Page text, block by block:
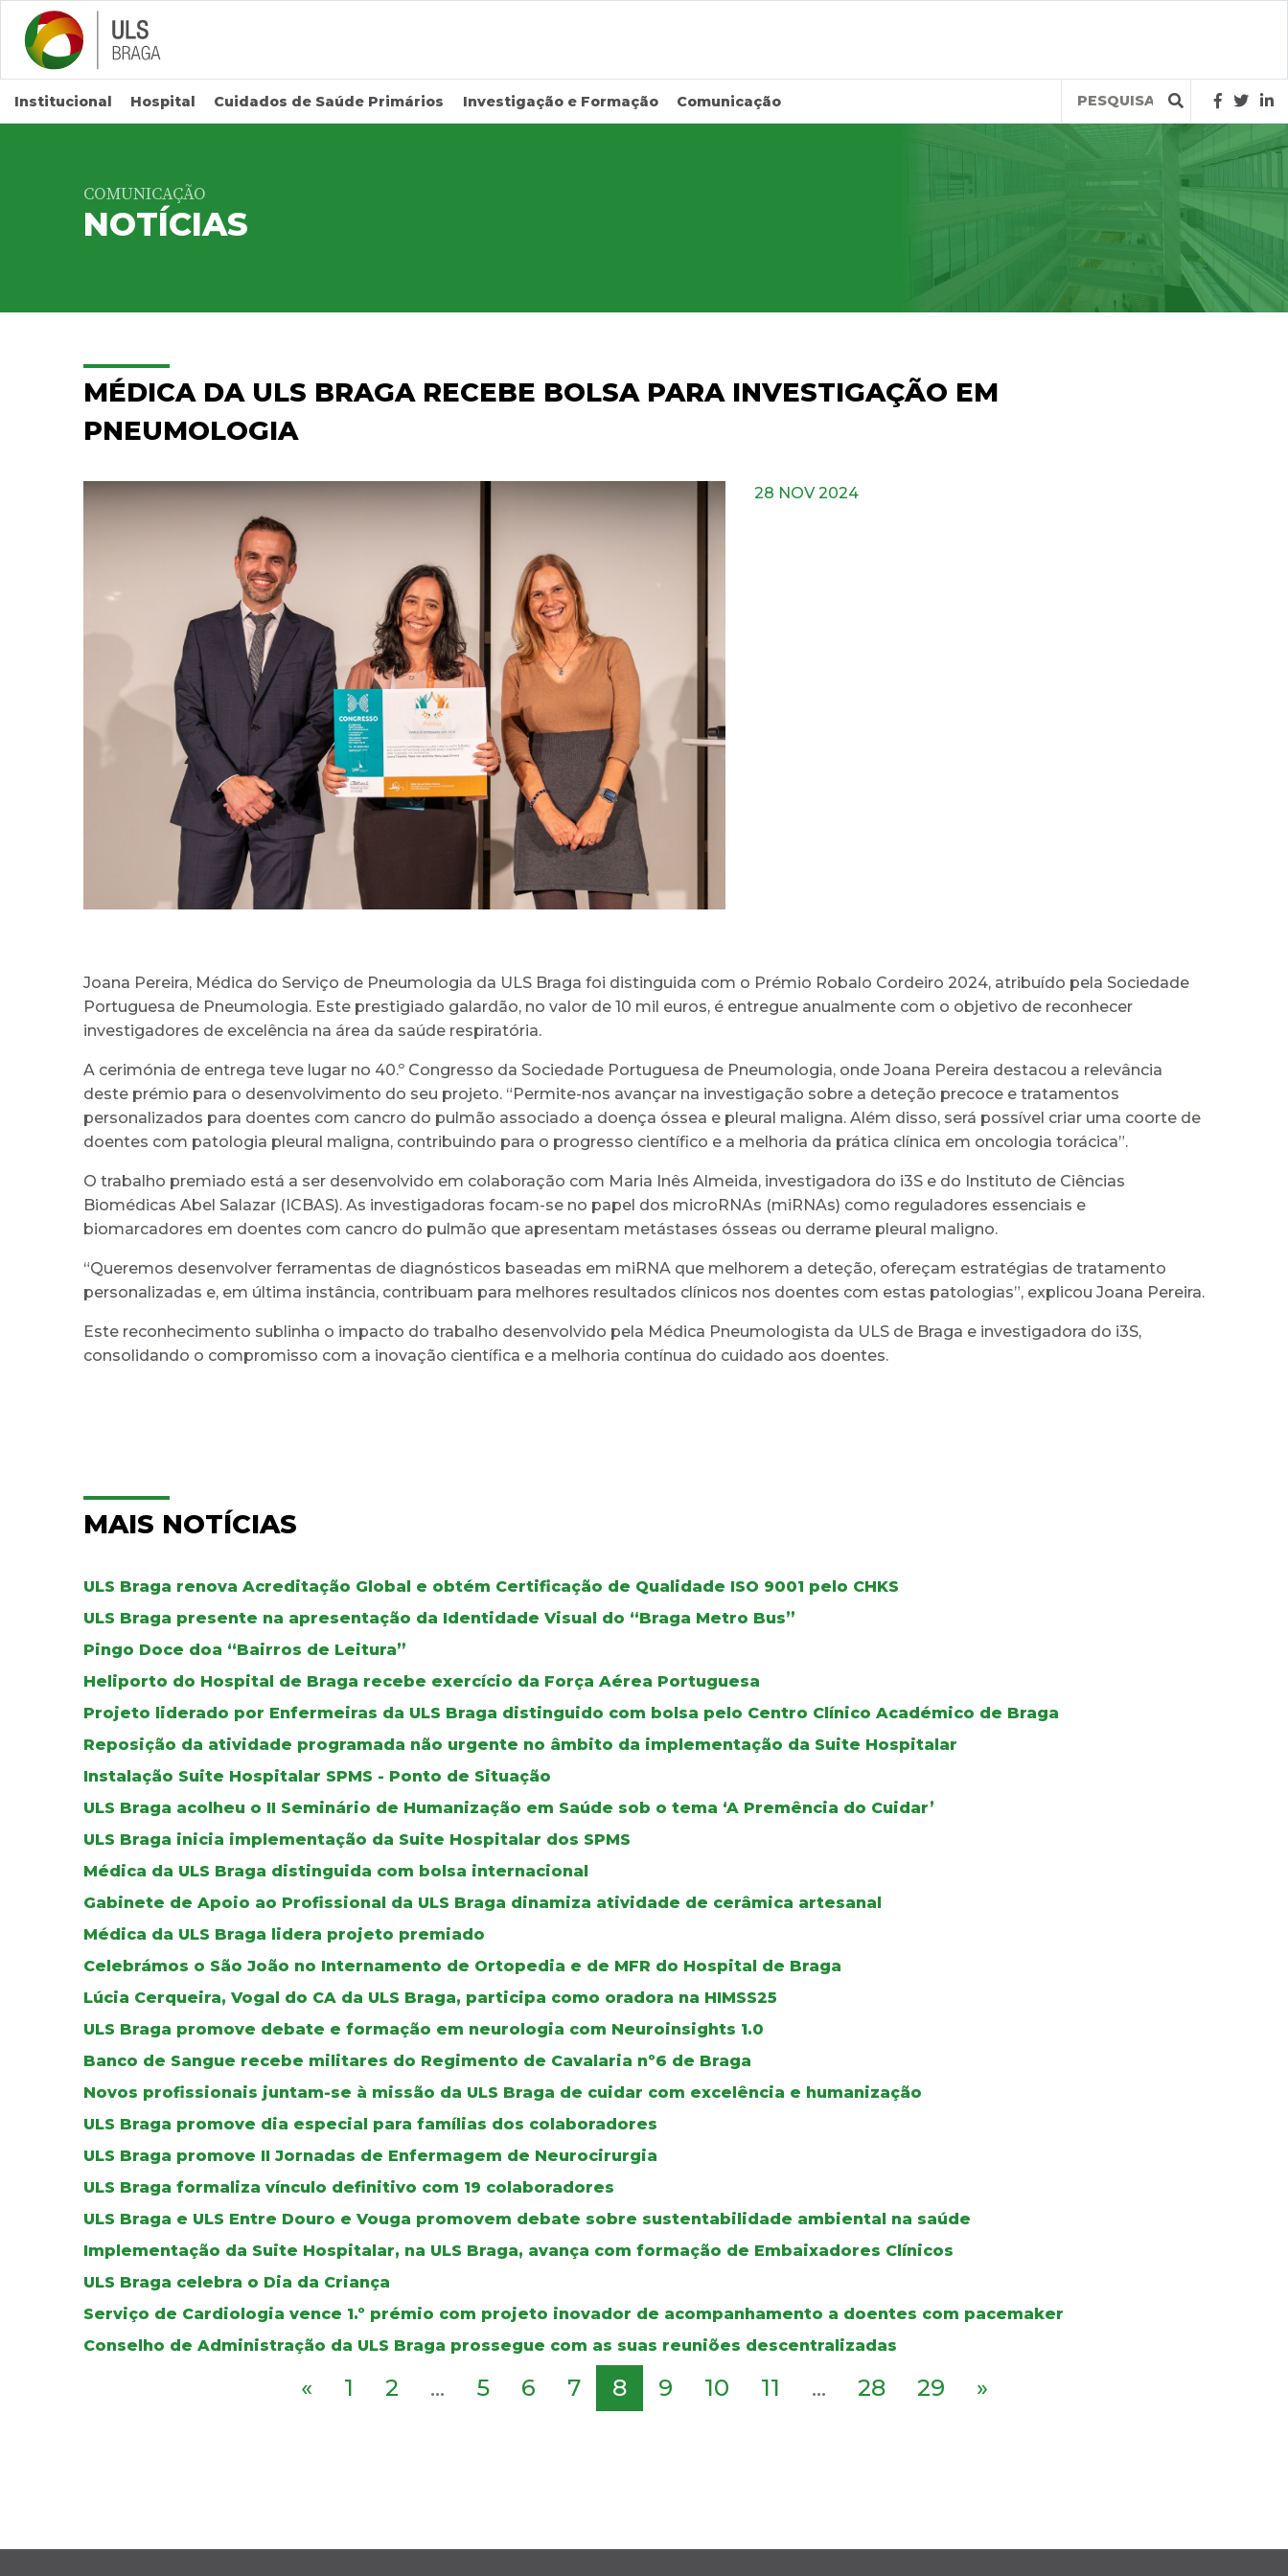
Saltar para conteúdo principal
Institucional Hospital Cuidados de Saúde Primários Investigação e Formação Comunicação
Query
COMUNICAÇÃO
NOTÍCIAS
MÉDICA DA ULS BRAGA RECEBE BOLSA PARA INVESTIGAÇÃO EM
PNEUMOLOGIA
28 NOV 2024
Joana Pereira, Médica do Serviço de Pneumologia da ULS Braga foi distinguida com o Prémio Robalo Cordeiro 2024, atribuído pela Sociedade
Portuguesa de Pneumologia. Este prestigiado galardão, no valor de 10 mil euros, é entregue anualmente com o objetivo de reconhecer
investigadores de excelência na área da saúde respiratória.
A cerimónia de entrega teve lugar no 40.º Congresso da Sociedade Portuguesa de Pneumologia, onde Joana Pereira destacou a relevância
deste prémio para o desenvolvimento do seu projeto. “Permite-nos avançar na investigação sobre a deteção precoce e tratamentos
personalizados para doentes com cancro do pulmão associado a doença óssea e pleural maligna. Além disso, será possível criar uma coorte de
doentes com patologia pleural maligna, contribuindo para o progresso científico e a melhoria da prática clínica em oncologia torácica”.
O trabalho premiado está a ser desenvolvido em colaboração com Maria Inês Almeida, investigadora do i3S e do Instituto de Ciências
Biomédicas Abel Salazar (ICBAS). As investigadoras focam-se no papel dos microRNAs (miRNAs) como reguladores essenciais e
biomarcadores em doentes com cancro do pulmão que apresentam metástases ósseas ou derrame pleural maligno.
“Queremos desenvolver ferramentas de diagnósticos baseadas em miRNA que melhorem a deteção, ofereçam estratégias de tratamento
personalizadas e, em última instância, contribuam para melhores resultados clínicos nos doentes com estas patologias”, explicou Joana Pereira.
Este reconhecimento sublinha o impacto do trabalho desenvolvido pela Médica Pneumologista da ULS de Braga e investigadora do i3S,
consolidando o compromisso com a inovação científica e a melhoria contínua do cuidado aos doentes.
MAIS NOTÍCIAS
ULS Braga renova Acreditação Global e obtém Certificação de Qualidade ISO 9001 pelo CHKS
ULS Braga presente na apresentação da Identidade Visual do “Braga Metro Bus”
Pingo Doce doa “Bairros de Leitura”
Heliporto do Hospital de Braga recebe exercício da Força Aérea Portuguesa
Projeto liderado por Enfermeiras da ULS Braga distinguido com bolsa pelo Centro Clínico Académico de Braga
Reposição da atividade programada não urgente no âmbito da implementação da Suite Hospitalar
Instalação Suite Hospitalar SPMS - Ponto de Situação
ULS Braga acolheu o II Seminário de Humanização em Saúde sob o tema ‘A Premência do Cuidar’
ULS Braga inicia implementação da Suite Hospitalar dos SPMS
Médica da ULS Braga distinguida com bolsa internacional
Gabinete de Apoio ao Profissional da ULS Braga dinamiza atividade de cerâmica artesanal
Médica da ULS Braga lidera projeto premiado
Celebrámos o São João no Internamento de Ortopedia e de MFR do Hospital de Braga
Lúcia Cerqueira, Vogal do CA da ULS Braga, participa como oradora na HIMSS25
ULS Braga promove debate e formação em neurologia com Neuroinsights 1.0
Banco de Sangue recebe militares do Regimento de Cavalaria nº6 de Braga
Novos profissionais juntam-se à missão da ULS Braga de cuidar com excelência e humanização
ULS Braga promove dia especial para famílias dos colaboradores
ULS Braga promove II Jornadas de Enfermagem de Neurocirurgia
ULS Braga formaliza vínculo definitivo com 19 colaboradores
ULS Braga e ULS Entre Douro e Vouga promovem debate sobre sustentabilidade ambiental na saúde
Implementação da Suite Hospitalar, na ULS Braga, avança com formação de Embaixadores Clínicos
ULS Braga celebra o Dia da Criança
Serviço de Cardiologia vence 1.º prémio com projeto inovador de acompanhamento a doentes com pacemaker
Conselho de Administração da ULS Braga prossegue com as suas reuniões descentralizadas
« 1 2 ... 5 6 7 8 9 10 11 ... 28 29 »